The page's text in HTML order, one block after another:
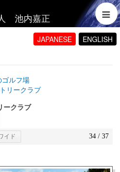
池内嘉正
JAPANESE ENGLISH
ゴルフ場
リークラブ
クラブ
イド 34 / 37